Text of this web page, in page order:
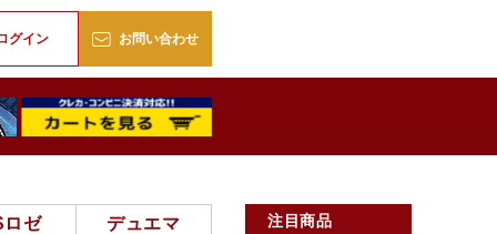
グイン お問い合わせ
ロゼ デュエマ 注目商品